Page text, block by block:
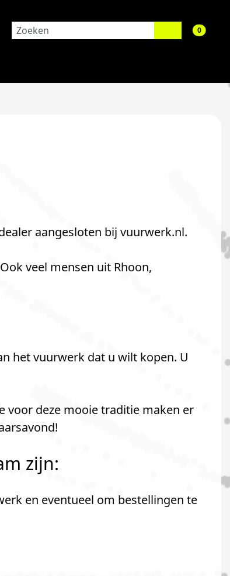
0aantal
aangesloten bij vuurwerk.nl.
veel mensen uit Rhoon,
het vuurwerk dat u wilt kopen. U
voor deze mooie traditie maken er
zijn:
en eventueel om bestellingen te